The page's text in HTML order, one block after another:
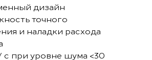
дизайн
точного
и наладки расхода
с при уровне шума <30